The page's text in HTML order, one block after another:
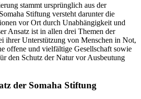
stammt ursprünglich aus der
Stiftung versteht darunter die
vor Ort durch Unabhängigkeit und
Ansatz ist in allen drei Themen der
ihrer Unterstützung von Menschen in Not,
offene und vielfältige Gesellschaft sowie
den Schutz der Natur vor Ausbeutung
der Somaha Stiftung